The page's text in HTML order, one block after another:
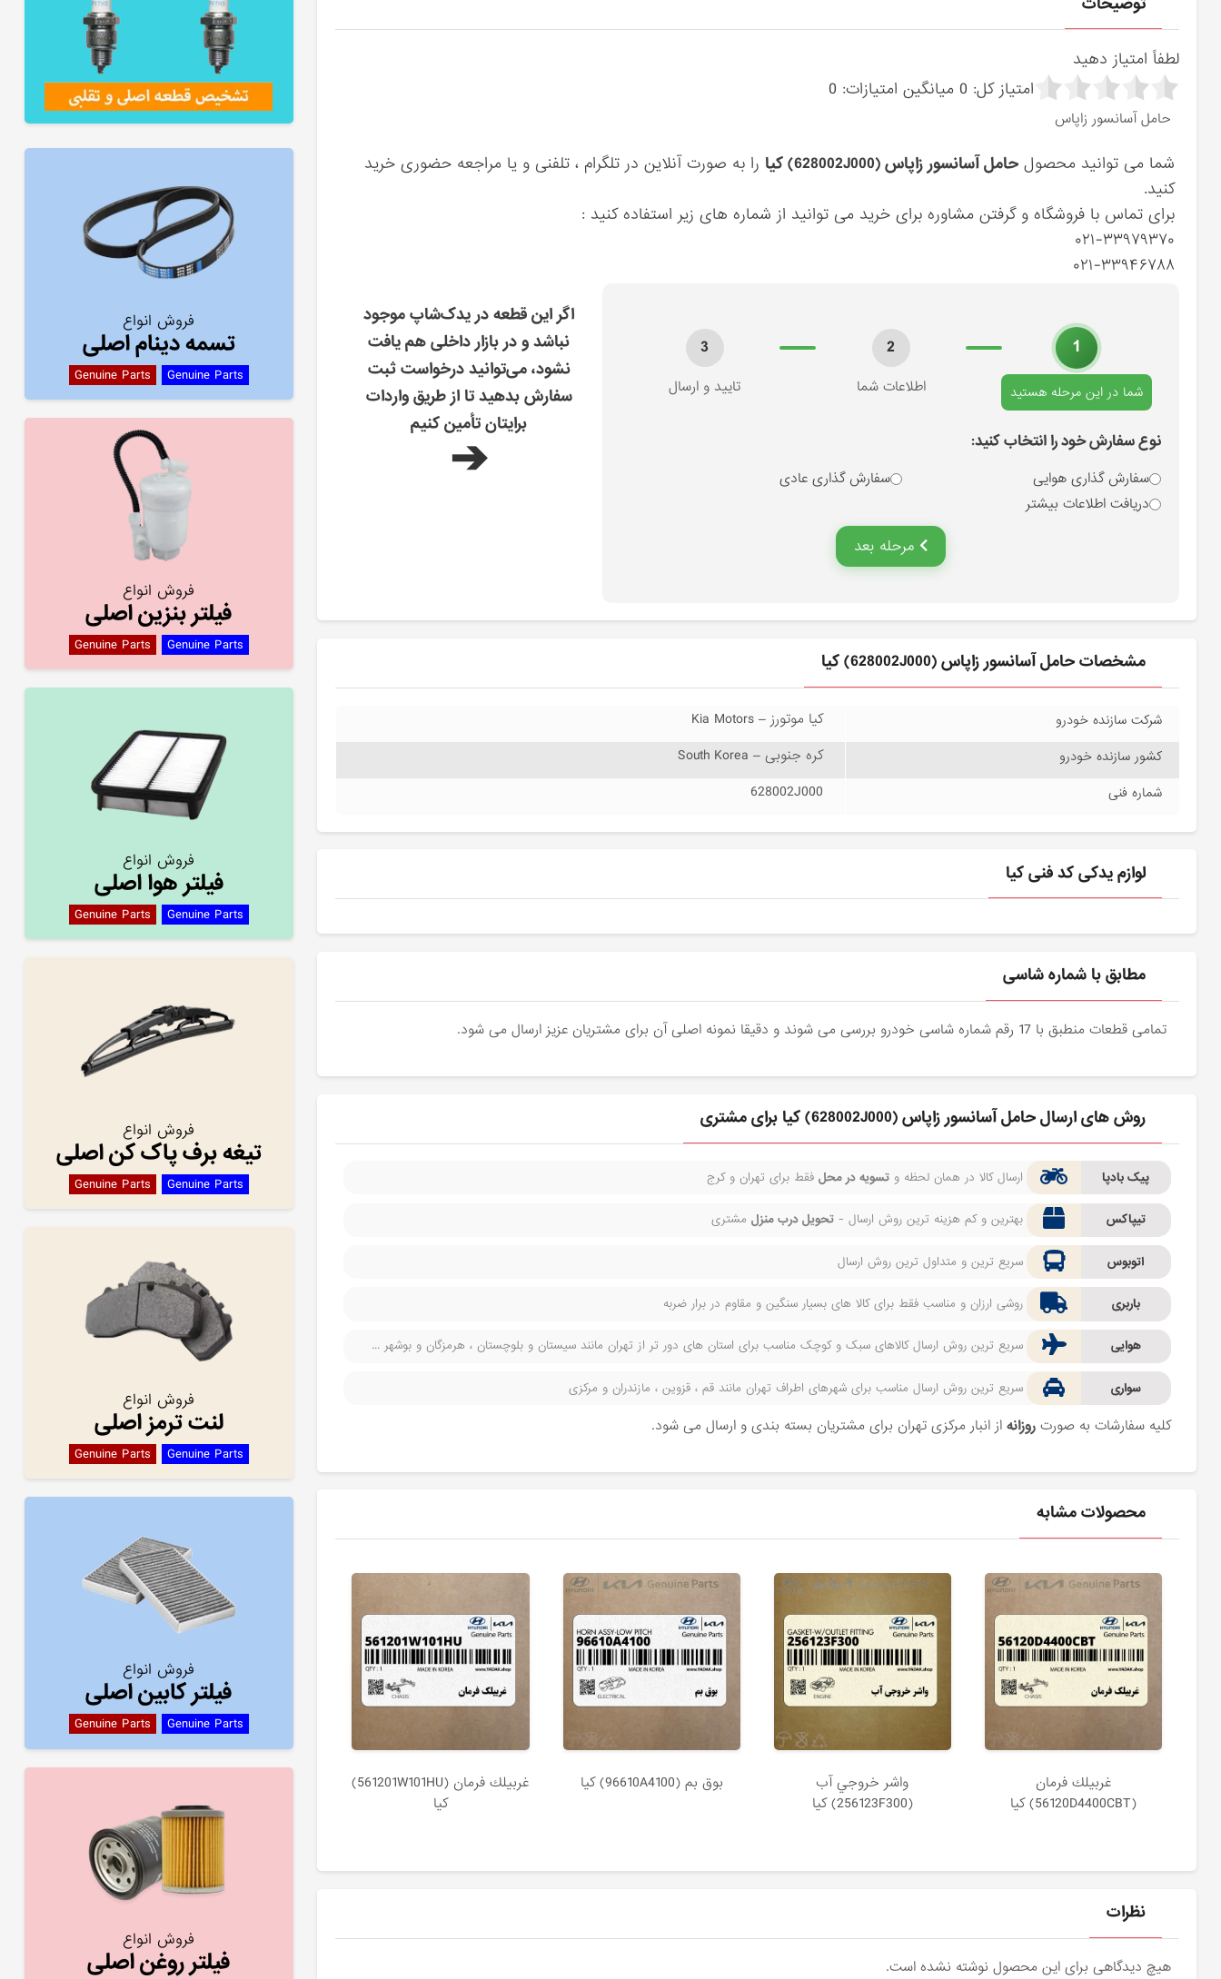
لطفاً امتیاز دهید
امتیاز کل: 0 میانگین امتیازات: 0
حامل آسانسور زاپاس
شما می توانید محصولحامل آسانسور زاپاس (628002J000) کیا
را به صورت آنلاین در تلگرام ، تلفنی و یا مراجعه حضوری خرید
کنید.
برای تماس با فروشگاه و گرفتن مشاوره برای خرید می توانید از شماره های زیر استفاده کنید :
۰۲۱-۳۳۹۷۹۳۷۰
۰۲۱-۳۳۹۴۶۷۸۸
اگر این قطعه در یدک‌شاپ موجود
نباشد و در بازار داخلی هم یافت
نشود، می‌توانید درخواست ثبت
سفارش بدهید تا از طریق واردات
برایتان تأمین کنیم
➔
1
انتخاب نوع سفارش
شما در این مرحله هستید
2
اطلاعات شما
3
تایید و ارسال
نوع سفارش خود را انتخاب کنید:
سفارش گذاری هوایی
سفارش گذاری عادی
دریافت اطلاعات بیشتر
مرحله بعد
مشخصات حامل آسانسور زاپاس (628002J000) کیا
شرکت سازنده خودرو کیا موتورز – Kia Motors
کشور سازنده خودرو کره جنوبی – South Korea
شماره فنی 628002J000
لوازم یدکی کد فنی کیا
مطابق با شماره شاسی
تمامی قطعات منطبق با 17 رقم شماره شاسی خودرو بررسی می شوند و دقیقا نمونه اصلی آن برای مشتریان عزیز ارسال می شود.
روش های ارسال حامل آسانسور زاپاس (628002J000) کیا برای مشتری
پیک بادپا ارسال کالا در همان لحظه وتسویه در محل فقط برای تهران و کرج
تیپاکس بهترین و کم هزینه ترین روش ارسال -تحویل درب منزل مشتری
اتوبوس سریع ترین و متداول ترین روش ارسال
باربری روشی ارزان و مناسب فقط برای کالا های بسیار سنگین و مقاوم در برار ضربه
هوایی سریع ترین روش ارسال کالاهای سبک و کوچک مناسب برای استان های دور تر از تهران مانند سیستان و بلوچستان ، هرمزگان و بوشهر ...
سواری سریع ترین روش ارسال مناسب برای شهرهای اطراف تهران مانند قم ، قزوین ، مازندران و مرکزی
کلیه سفارشات به صورتروزانه از انبار مرکزی تهران برای مشتریان بسته بندی و ارسال می شود.
محصولات مشابه
غربيلك فرمان
(56120D4400CBT) کیا
واشر خروجي آب
(256123F300) کیا
بوق بم (96610A4100) کیا
غربيلك فرمان (561201W101HU)
کیا
نظرات
هیچ دیدگاهی برای این محصول نوشته نشده است.
فروش انواع
تسمه دینام اصلی
Genuine Parts Genuine Parts
فروش انواع
فیلتر بنزین اصلی
Genuine Parts Genuine Parts
فروش انواع
فیلتر هوا اصلی
Genuine Parts Genuine Parts
فروش انواع
تیغه برف پاک کن اصلی
Genuine Parts Genuine Parts
فروش انواع
لنت ترمز اصلی
Genuine Parts Genuine Parts
فروش انواع
فیلتر کابین اصلی
Genuine Parts Genuine Parts
فروش انواع
فیلتر روغن اصلی